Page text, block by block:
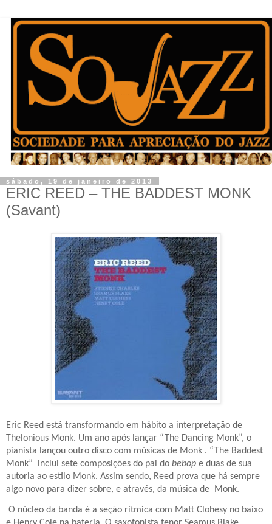
sábado, 19 de janeiro de 2013
ERIC REED – THE BADDEST MONK
(Savant)
Eric Reed está transformando em hábito a interpretação de
Thelonious Monk. Um ano após lançar “The Dancing Monk”, o
pianista lançou outro disco com músicas de Monk . “The Baddest
Monk”
inclui sete composições do pai do bebop e duas de sua
autoria ao estilo Monk. Assim sendo, Reed prova que há sempre
algo novo para dizer sobre, e através, da música de
Monk.
O núcleo da banda é a seção rítmica com Matt Clohesy no baixo